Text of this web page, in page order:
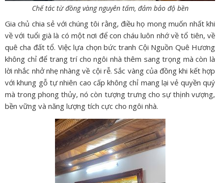
Chế tác từ đồng vàng nguyên tấm, đảm bảo độ bền
Gia chủ chia sẻ với chúng tôi rằng, điều họ mong muốn nhất khi
về với tuổi già là có một nơi để con cháu luôn nhớ về tổ tiên, về
quê cha đất tổ. Việc lựa chọn bức tranh Cội Nguồn Quê Hương
không chỉ để trang trí cho ngôi nhà thêm sang trọng mà còn là
lời nhắc nhở nhẹ nhàng về cội rễ. Sắc vàng của đồng khi kết hợp
với khung gỗ tự nhiên cao cấp không chỉ mang lại vẻ quyền quý
mà trong phong thủy, nó còn tượng trưng cho sự thịnh vượng,
bền vững và năng lượng tích cực cho ngôi nhà.